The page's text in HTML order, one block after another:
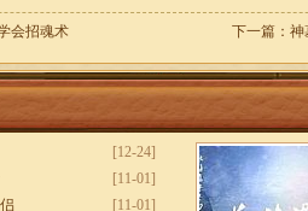
会招魂术 下一篇： 神
[12-24]
[11-01]
[11-01]